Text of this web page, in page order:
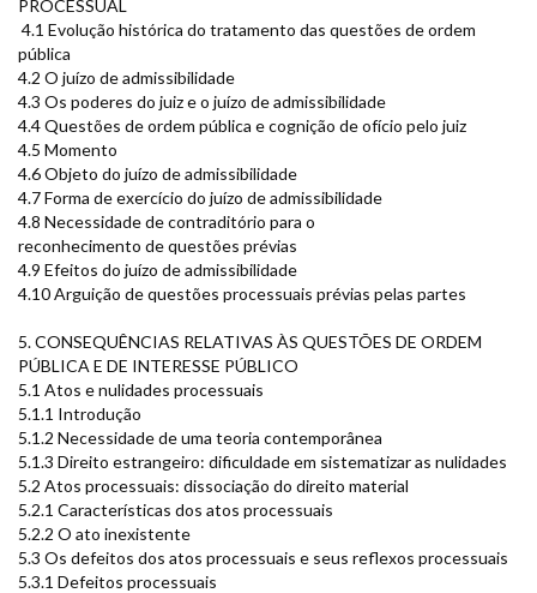
PROCESSUAL
4.1 Evolução histórica do tratamento das questões de ordem
pública
4.2 O juízo de admissibilidade
4.3 Os poderes do juiz e o juízo de admissibilidade
4.4 Questões de ordem pública e cognição de ofício pelo juiz
4.5 Momento
4.6 Objeto do juízo de admissibilidade
4.7 Forma de exercício do juízo de admissibilidade
4.8 Necessidade de contraditório para o
reconhecimento de questões prévias
4.9 Efeitos do juízo de admissibilidade
4.10 Arguição de questões processuais prévias pelas partes
5. CONSEQUÊNCIAS RELATIVAS ÀS QUESTÕES DE ORDEM
PÚBLICA E DE INTERESSE PÚBLICO
5.1 Atos e nulidades processuais
5.1.1 Introdução
5.1.2 Necessidade de uma teoria contemporânea
5.1.3 Direito estrangeiro: dificuldade em sistematizar as nulidades
5.2 Atos processuais: dissociação do direito material
5.2.1 Características dos atos processuais
5.2.2 O ato inexistente
5.3 Os defeitos dos atos processuais e seus reflexos processuais
5.3.1 Defeitos processuais